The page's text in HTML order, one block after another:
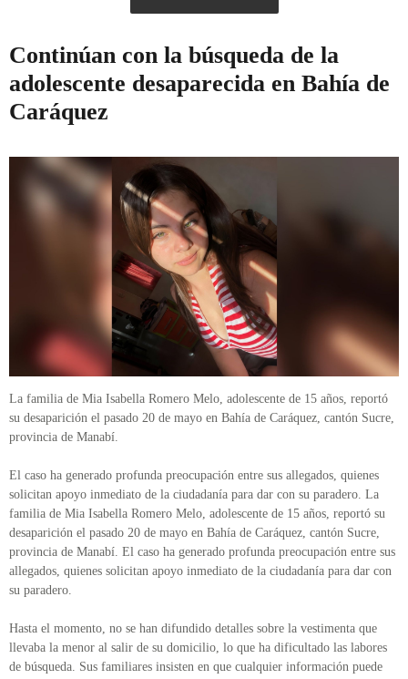
Continúan con la búsqueda de la
adolescente desaparecida en Bahía de
Caráquez
La familia de Mia Isabella Romero Melo, adolescente de 15 años, reportó
su desaparición el pasado 20 de mayo en Bahía de Caráquez, cantón Sucre,
provincia de Manabí.
El caso ha generado profunda preocupación entre sus allegados, quienes
solicitan apoyo inmediato de la ciudadanía para dar con su paradero. La
familia de Mia Isabella Romero Melo, adolescente de 15 años, reportó su
desaparición el pasado 20 de mayo en Bahía de Caráquez, cantón Sucre,
provincia de Manabí. El caso ha generado profunda preocupación entre sus
allegados, quienes solicitan apoyo inmediato de la ciudadanía para dar con
su paradero.
Hasta el momento, no se han difundido detalles sobre la vestimenta que
llevaba la menor al salir de su domicilio, lo que ha dificultado las labores
de búsqueda. Sus familiares insisten en que cualquier información puede